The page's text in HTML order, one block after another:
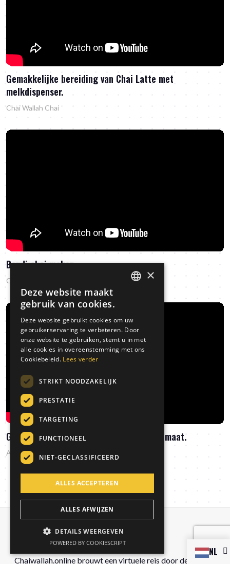
Gemakkelijke bereiding van Chai Latte met
melkdispenser.
Chai Wallah Chai
Bondi chai maken
Chai Wallah Chai
Ginger ‘n Spice Chai Latte in Animo-automaat.
Alex De Leeuw
Chaiwallah.online brouwt een virtuele reis door de rijke en
GERMAN
ITALIAN
×
Deze website maakt
gebruik van cookies.
Deze website gebruikt cookies om uw
gebruikerservaring te verbeteren. Door
onze website te gebruiken, stemt u in met
alle cookies in overeenstemming met ons
Cookiebeleid. Lees verder
STRIKT NOODZAKELIJK
PRESTATIE
TARGETING
FUNCTIONEEL
NIET-GECLASSIFICEERD
ALLES ACCEPTEREN
ALLES AFWIJZEN
DETAILS WEERGEVEN
POWERED BY COOKIESCRIPT